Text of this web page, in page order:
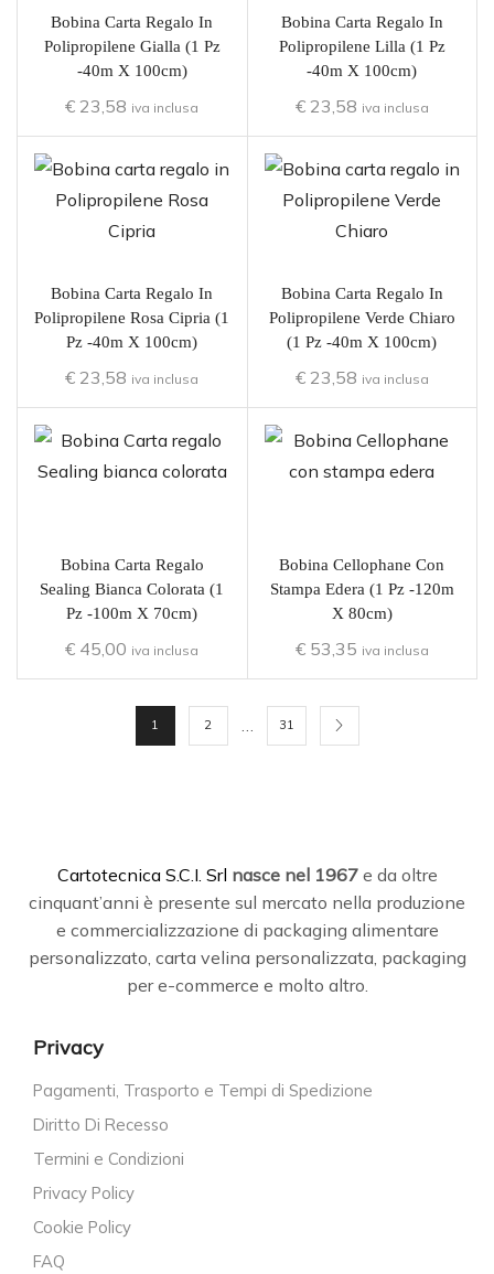
Bobina Carta Regalo In
Polipropilene Gialla (1 Pz
-40m X 100cm)
€ 23,58 iva inclusa
Bobina Carta Regalo In
Polipropilene Lilla (1 Pz
-40m X 100cm)
€23,58 iva inclusa
Bobina Carta Regalo In
Polipropilene Rosa Cipria (1
Pz -40m X 100cm)
€ 23,58 iva inclusa
Bobina Carta Regalo In
Polipropilene Verde Chiaro
(1 Pz -40m X 100cm)
€23,58 iva inclusa
Bobina Carta Regalo
Sealing Bianca Colorata (1
Pz -100m X 70cm)
€ 45,00 iva inclusa
Bobina Cellophane Con
Stampa Edera (1 Pz -120m
X 80cm)
€53,35 iva inclusa
1 2 31
Cartotecnica S.C.I. Srl nasce nel 1967e da oltre
cinquant’anni è presente sul mercato nella produzione
e commercializzazione di packaging alimentare
personalizzato, carta velina personalizzata, packaging
per e-commerce e molto altro.
Privacy
Pagamenti, Trasporto e Tempi di Spedizione
Diritto Di Recesso
Termini e Condizioni
Privacy Policy
Cookie Policy
FAQ